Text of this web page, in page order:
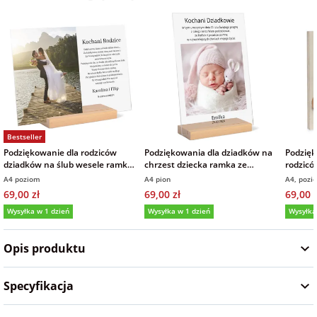
Dodatki i
opakowania
na Dzień
Chłopaka
na Dzień Kobiet
na walentynki
na mikołajki
na Dzień Babci i
Dziadka
dla przyjaciółki
dla przyjaciela
Bestseller
Podziękowanie dla rodziców
dziadków na ślub wesele ramka
zdjęcie na szkle akrylowym
21x30 cm
A4 poziom
69,00 zł
Wysyłka w 1 dzień
Podziękowania dla dziadków na
chrzest dziecka ramka ze
zdjęciem na szkle 21x30 cm
A4 pion
69,00 zł
Wysyłka w 1 dzień
zdjęcie
A4,
69,00
Opis produktu
Specyfikacja